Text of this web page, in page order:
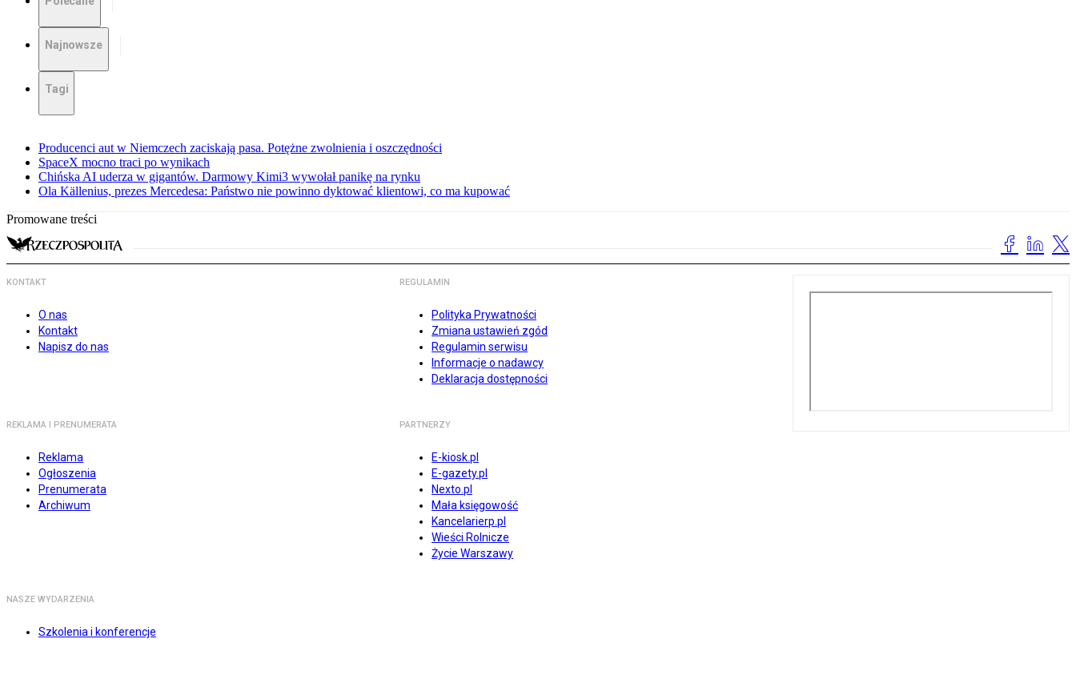
Najnowsze
Tagi
Producenci aut w Niemczech zaciskają pasa. Potężne zwolnienia i oszczędności
SpaceX mocno traci po wynikach
Chińska AI uderza w gigantów. Darmowy Kimi3 wywołał panikę na rynku
Ola Källenius, prezes Mercedesa: Państwo nie powinno dyktować klientowi, co ma kupować
Promowane treści
KONTAKT
O nas
Kontakt
Napisz do nas
REGULAMIN
Polityka Prywatności
Zmiana ustawień zgód
Regulamin serwisu
Informacje o nadawcy
Deklaracja dostępności
REKLAMA I PRENUMERATA
Reklama
Ogłoszenia
Prenumerata
Archiwum
PARTNERZY
E-kiosk.pl
E-gazety.pl
Nexto.pl
Mała księgowość
Kancelarierp.pl
Wieści Rolnicze
Życie Warszawy
NASZE WYDARZENIA
Szkolenia i konferencje